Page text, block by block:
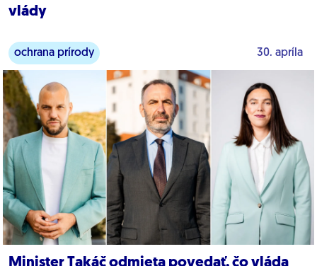
vlády
ochrana prírody 30. apríla
Minister Takáč odmieta povedať, čo vláda